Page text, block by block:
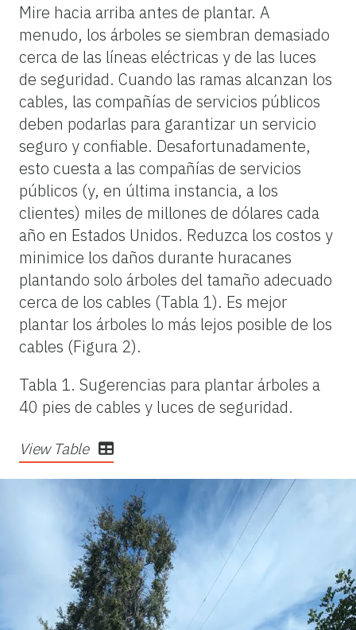
Mire hacia arriba antes de plantar. A
menudo, los árboles se siembran demasiado
cerca de las líneas eléctricas y de las luces
de seguridad. Cuando las ramas alcanzan los
cables, las compañías de servicios públicos
deben podarlas para garantizar un servicio
seguro y confiable. Desafortunadamente,
esto cuesta a las compañías de servicios
públicos (y, en última instancia, a los
clientes) miles de millones de dólares cada
año en Estados Unidos. Reduzca los costos y
minimice los daños durante huracanes
plantando solo árboles del tamaño adecuado
cerca de los cables (Tabla 1). Es mejor
plantar los árboles lo más lejos posible de los
cables (Figura 2).
Tabla 1. Sugerencias para plantar árboles a
40 pies de cables y luces de seguridad.
View Table